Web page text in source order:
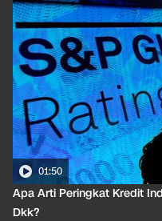
01:35
Pahami Dampak Kenaikan
Ekonomi